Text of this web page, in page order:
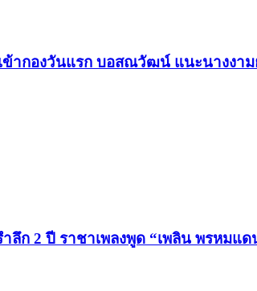
ข้ากองวันแรก บอสณวัฒน์ แนะนางงา
ลึก 2 ปี ราชาเพลงพูด “เพลิน พรหมแ